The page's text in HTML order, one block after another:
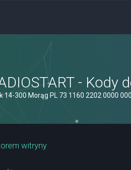
- Kody
14-300 Morąg PL 73 1160 2202 0000
witryny